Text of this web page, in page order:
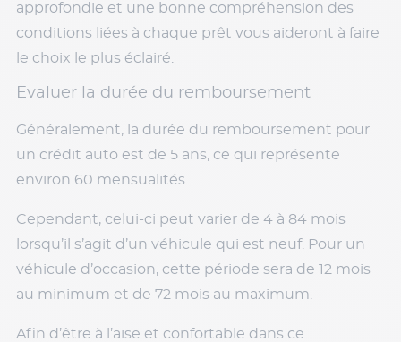
approfondie et une bonne compréhension des
conditions liées à chaque prêt vous aideront à faire
le choix le plus éclairé.
Evaluer la durée du remboursement
Généralement, la durée du remboursement pour
un crédit auto est de 5 ans, ce qui représente
environ 60 mensualités.
Cependant, celui-ci peut varier de 4 à 84 mois
lorsqu’il s’agit d’un véhicule qui est neuf. Pour un
véhicule d’occasion, cette période sera de 12 mois
au minimum et de 72 mois au maximum.
Afin d’être à l’aise et confortable dans ce